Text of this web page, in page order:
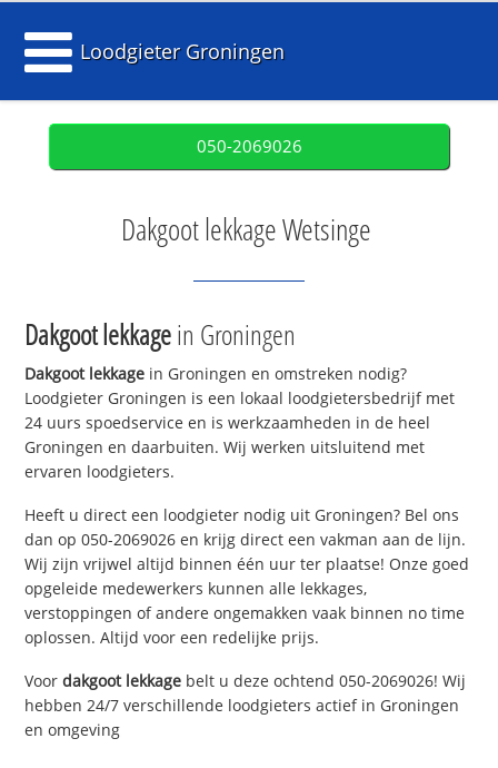
Loodgieter Groningen
050-2069026
Dakgoot lekkage Wetsinge
Dakgoot lekkagein Groningen
Dakgoot lekkage in Groningen en omstreken nodig?
Loodgieter Groningen is een lokaal loodgietersbedrijf met
24 uurs spoedservice en is werkzaamheden in de heel
Groningen en daarbuiten. Wij werken uitsluitend met
ervaren loodgieters.
Heeft u direct een loodgieter nodig uit Groningen? Bel ons
dan op 050-2069026 en krijg direct een vakman aan de lijn.
Wij zijn vrijwel altijd binnen één uur ter plaatse! Onze goed
opgeleide medewerkers kunnen alle lekkages,
verstoppingen of andere ongemakken vaak binnen no time
oplossen. Altijd voor een redelijke prijs.
Voordakgoot lekkage belt u deze ochtend 050-2069026! Wij
hebben 24/7 verschillende loodgieters actief in Groningen
en omgeving